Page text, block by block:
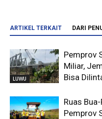
ARTIKEL TERKAIT DARI
LUWU
Pemprov
Miliar,
Bisa
Ruas
Pemprov